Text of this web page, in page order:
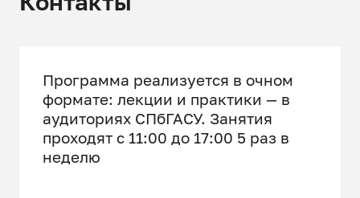
приведенного уровня ударного
реверберации
Программа реализуется в очном
формате: лекции и практики — в
аудиториях СПбГАСУ. Занятия
проходят c 11:00 до 17:00 5 раз в
неделю